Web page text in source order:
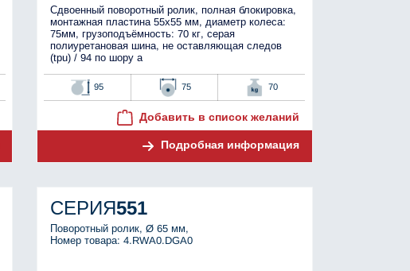
Сдвоенный поворотный ролик, полная блокировка,
монтажная пластина 55x55 мм, диаметр колеса:
75мм, грузоподъёмность: 70 кг, серая
полиуретановая шина, не оставляющая следов
(tpu) / 94 по шору а
95 75 70
Добавить в список желаний
Подробная информация
СЕРИЯ551
Поворотный ролик, Ø 65 мм,
Номер товара: 4.RWA0.DGA0